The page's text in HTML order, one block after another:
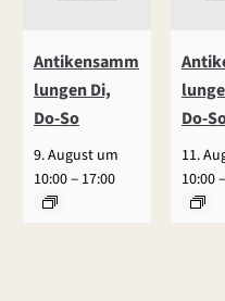
Antikensamm
lungen Di,
Do-So
9. August um
10:00– 17:00
Do-
11.
10:00–